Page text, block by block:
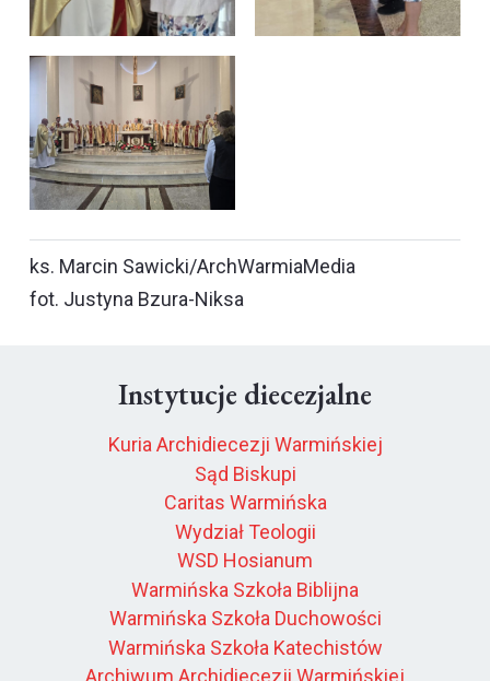
ks. Marcin Sawicki/ArchWarmiaMedia
fot. Justyna Bzura-Niksa
Instytucje diecezjalne
Kuria Archidiecezji Warmińskiej
Sąd Biskupi
Caritas Warmińska
Wydział Teologii
WSD Hosianum
Warmińska Szkoła Biblijna
Warmińska Szkoła Duchowości
Warmińska Szkoła Katechistów
Archiwum Archidiecezji Warmińskiej